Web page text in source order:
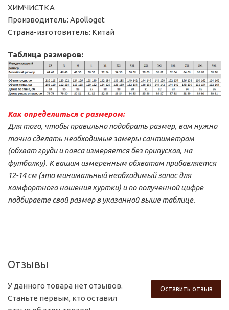
ХИМЧИСТКА
Производитель: Apolloget
Страна-изготовитель: Китай
Таблица размеров:
Как определиться с размером:
Для того, чтобы правильно подобрать размер, вам нужно
точно сделать необходимые замеры сантиметром
(обхват груди и пояса измеряется без припусков, на
футболку). К вашим измеренным обхватам прибавляется
12-14 см (это минимальный необходимый запас для
комфортного ношения куртки) и по полученной цифре
подбираете свой размер в указанной выше таблице.
Отзывы
Оставить отзыв
У данного товара нет отзывов.
Станьте первым, кто оставил